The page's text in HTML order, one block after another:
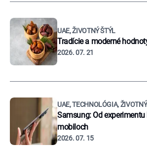
UAE, ŽIVOTNÝ ŠTÝL
Tradície a moderné
2026. 07. 21
UAE, TECHNOLÓGIA,
Samsung: Od
mobiloch
2026. 07. 15